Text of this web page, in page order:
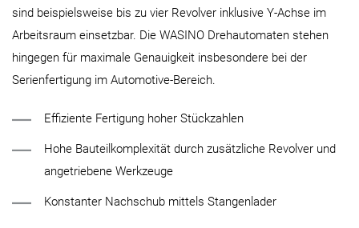
sind beispielsweise bis zu vier Revolver inklusive Y-Achse im
Arbeitsraum einsetzbar. Die WASINO Drehautomaten stehen
hingegen für maximale Genauigkeit insbesondere bei der
Serienfertigung im Automotive-Bereich.
Effiziente Fertigung hoher Stückzahlen
Hohe Bauteilkomplexität durch zusätzliche Revolver und
angetriebene Werkzeuge
Konstanter Nachschub mittels Stangenlader